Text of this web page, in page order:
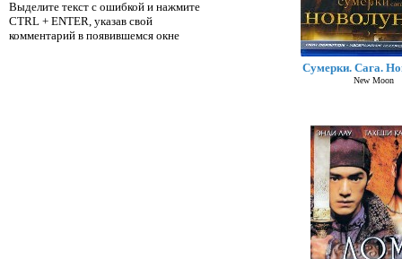
Сумерки. Сага.
New Moon
Выделите текст с ошибкой и нажмите
CTRL + ENTER, указав свой
комментарий в появившемся окне